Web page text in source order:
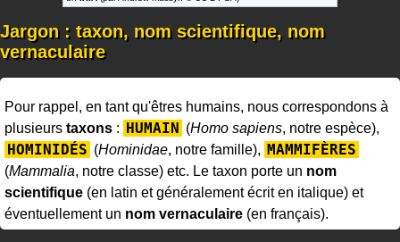
Jargon : taxon, nom scientifique, nom
vernaculaire
Pour rappel, en tant qu'êtres humains, nous correspondons à
plusieurs taxons : HUMAIN (Homo sapiens, notre espèce),
HOMINIDÉS (Hominidae, notre famille), MAMMIFÈRES
(Mammalia, notre classe) etc. Le taxon porte un nom
scientifique (en latin et généralement écrit en italique) et
éventuellement un nom vernaculaire (en français).